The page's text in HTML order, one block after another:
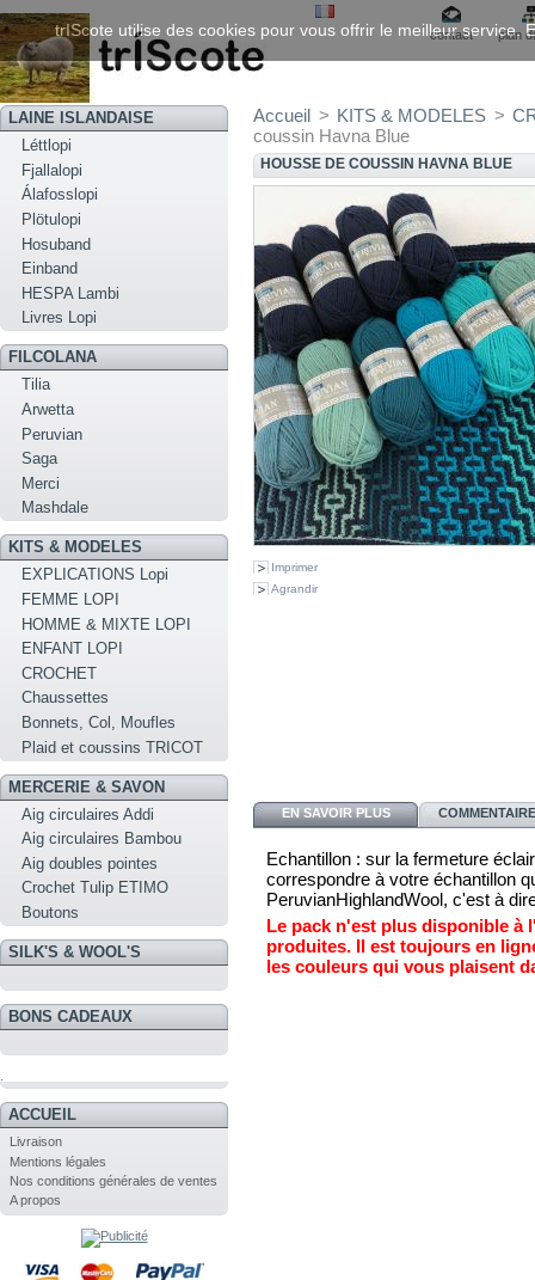
contact plan
LAINE ISLANDAISE
Léttlopi
Fjallalopi
Álafosslopi
Plötulopi
Hosuband
Einband
HESPA Lambi
Livres Lopi
FILCOLANA
Tilia
Arwetta
Peruvian
Saga
Merci
Mashdale
KITS & MODELES
EXPLICATIONS Lopi
FEMME LOPI
HOMME & MIXTE LOPI
ENFANT LOPI
CROCHET
Chaussettes
Bonnets, Col, Moufles
Plaid et coussins TRICOT
MERCERIE & SAVON
Aig circulaires Addi
Aig circulaires Bambou
Aig doubles pointes
Crochet Tulip ETIMO
Boutons
SILK'S & WOOL'S
BONS CADEAUX
ACCUEIL
Livraison
Mentions légales
Nos conditions générales de ventes
A propos
Accueil > KITS & MODELES >
coussin Havna Blue
HOUSSE DE COUSSIN HAVNA BLUE
Imprimer
Agrandir
EN SAVOIR PLUS
Echantillon : sur la fermeture
correspondre à votre échantillon
PeruvianHighlandWool, c'est à
Le pack n'est plus disponible à
produites. Il est toujours en
les couleurs qui vous plaisent
trIScote utilise des cookies pour vous offrir le meilleur